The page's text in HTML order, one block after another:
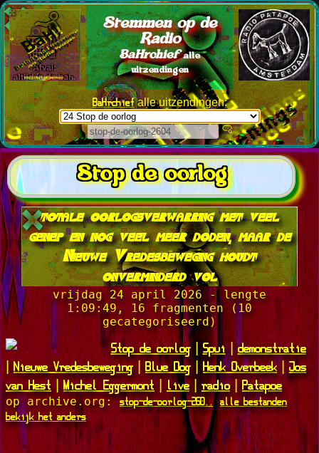
Stemmen op de
Radio
BaHrchief alle
uitzendingen
BaHrchiefalle uitzendingen:
Stop de oorlog
totale oorlogsverwarring met veel
genep en nog veel meer doden, maar de
Nieuwe Vredesbeweging houdt
onverminderd vol
vrijdag 24 april 2026 - lengte
1:09:49, 16 fragmenten (10
gecategoriseerd)
Stop de oorlog| Spui|demonstratie
|Nieuwe Vredesbeweging|Blue Dog| Henk Overbeek|Jos
van Hest |Michel Eggermont | live|radio|Patapoe
op archive.org:stop-de-oorlog-260.. alle bestanden
bekijk het anders